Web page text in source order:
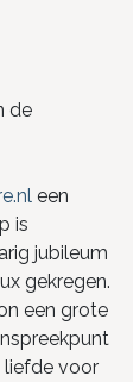
de
een
is
jubileum
gekregen.
een grote
liefde voor